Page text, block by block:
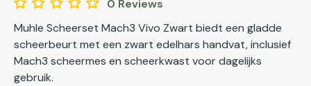
prijs
0 Reviews
Muhle Scheerset Mach3 Vivo Zwart biedt een gladde
scheerbeurt met een zwart edelhars handvat, inclusief
Mach3 scheermes en scheerkwast voor dagelijks
gebruik.